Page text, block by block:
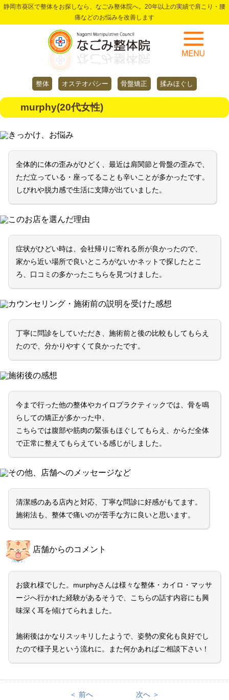
静岡市葵区で整体をお探しなら、なごみ整体院へ。20年以上の実績で肩こり・腰
痛などのお悩みを改善します
整体 オステオパシー 骨盤矯正 揉みほぐし
murphy(20代女性)
きっかけ、お悩み
全体的に体の歪みがひどく、最近は肩関節と骨盤の歪みで、
ただ立っている・座ってることも辛いことが多かったです。
しびれや脱力感で生活に支障が出ていました。
このお店を選んだ理由
症状がひどい時は、会社帰りに寄れる所が良かったので、
家から近い場所で良いところがないかネットで探したとこ
ろ、口コミの多かったこちらを見つけました。
カウンセリング・施術前の説明を受けた感想
丁寧に問診をしていただき、施術前と後の比較もしてもらえ
たので、分かりやすくて良かったです。
施術後の感想
今まで行った他の整体やカイロプラクティックでは、骨を鳴
らしての矯正が多かった中、
こちらでは腹部や筋肉の緊張もほぐしてもらえ、からだ全体
で正常に整えてもらえている感じがしました。
その他、店舗へのメッセージなど
清潔感のある店内と対応、丁寧な問診に好感がもてます。
施術法も、整体で痛いのが苦手な方に良いと思います。
店舗からのコメント
お疲れ様でした。murphyさんは様々な整体・カイロ・マッサ
ージへ行かれた経験があるそうで、こちらの話す内容にも興
味深く耳を傾けてられました。
施術後はかなりスッキリしたようで、姿勢の変化も良好でし
たので様子見という流れに。また何かあればご相談下さい！
＜ 前へ 次へ ＞